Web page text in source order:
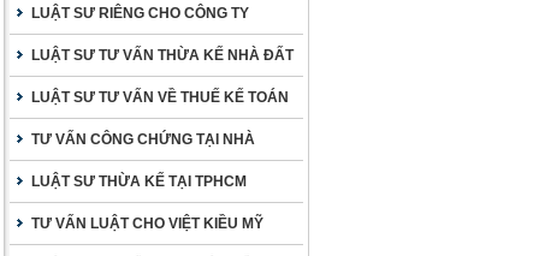
LUẬT SƯ RIÊNG CHO CÔNG TY
LUẬT SƯ TƯ VẤN THỪA KẾ NHÀ ĐẤT
LUẬT SƯ TƯ VẤN VỀ THUẾ KẾ TOÁN
TƯ VẤN CÔNG CHỨNG TẠI NHÀ
LUẬT SƯ THỪA KẾ TẠI TPHCM
TƯ VẤN LUẬT CHO VIỆT KIỀU MỸ